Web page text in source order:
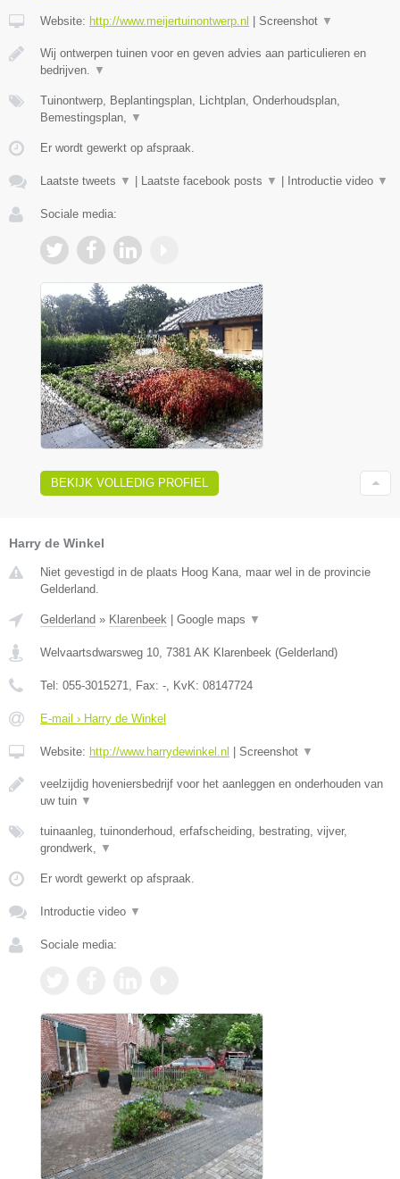
Website: http://www.meijertuinontwerp.nl Screenshot ▼
Wij ontwerpen tuinen voor en geven advies aan particulieren en
bedrijven.
▼
Tuinontwerp, Beplantingsplan, Lichtplan, Onderhoudsplan,
Bemestingsplan,
▼
Er wordt gewerkt op afspraak.
Laatste tweets ▼ Laatste facebook posts ▼ Introductie video ▼
Sociale media:
BEKIJK VOLLEDIG PROFIEL
Harry de Winkel
Niet gevestigd in de plaats Hoog Kana, maar wel in de provincie
Gelderland.
Gelderland » Klarenbeek Google maps ▼
Welvaartsdwarsweg 10, 7381 AK Klarenbeek (Gelderland)
Tel: 055-3015271, Fax: -, KvK: 08147724
E-mail › Harry de Winkel
Website: http://www.harrydewinkel.nl Screenshot ▼
veelzijdig hoveniersbedrijf voor het aanleggen en onderhouden van
uw tuin ▼
tuinaanleg, tuinonderhoud, erfafscheiding, bestrating, vijver,
grondwerk, ▼
Er wordt gewerkt op afspraak.
Introductie video ▼
Sociale media: